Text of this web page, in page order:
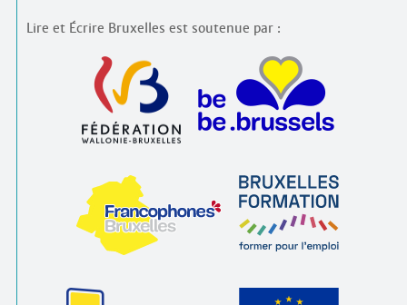
Lire et Écrire Bruxelles est soutenue par :